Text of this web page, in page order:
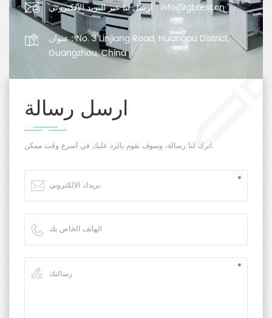
ارسل لنا عبر البريد الإلكتروني :info@gbtest.cn
عنوان :No. 3 Linjiang Road, Huangpu District,
Guangzhou, China
ارسل رسالة
اترك لنا رسالة، وسوف نقوم بالرد عليك في أسرع وقت ممكن.